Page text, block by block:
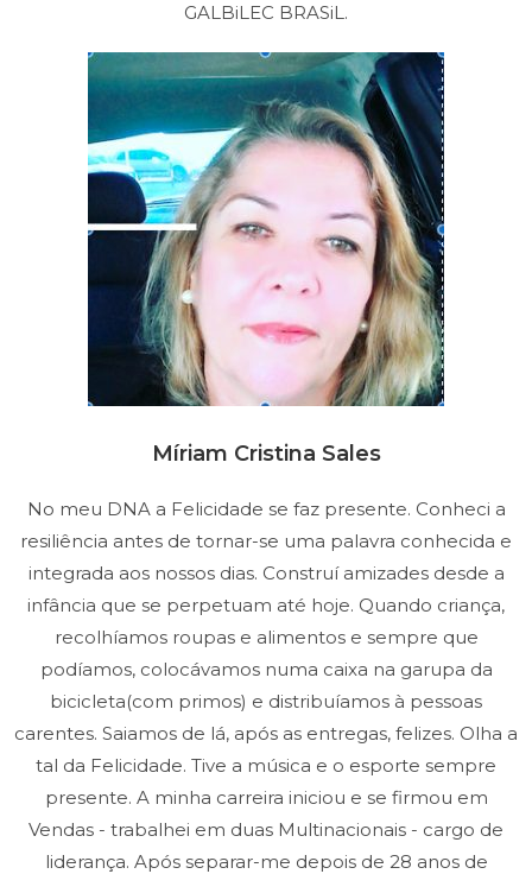
GALBiLEC BRASiL.
Míriam Cristina Sales
No meu DNA a Felicidade se faz presente. Conheci a
resiliência antes de tornar-se uma palavra conhecida e
integrada aos nossos dias. Construí amizades desde a
infância que se perpetuam até hoje. Quando criança,
recolhíamos roupas e alimentos e sempre que
podíamos, colocávamos numa caixa na garupa da
bicicleta(com primos) e distribuíamos à pessoas
carentes. Saiamos de lá, após as entregas, felizes. Olha a
tal da Felicidade. Tive a música e o esporte sempre
presente. A minha carreira iniciou e se firmou em
Vendas - trabalhei em duas Multinacionais - cargo de
liderança. Após separar-me depois de 28 anos de